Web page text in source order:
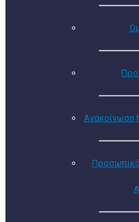
Ανακοίνωση